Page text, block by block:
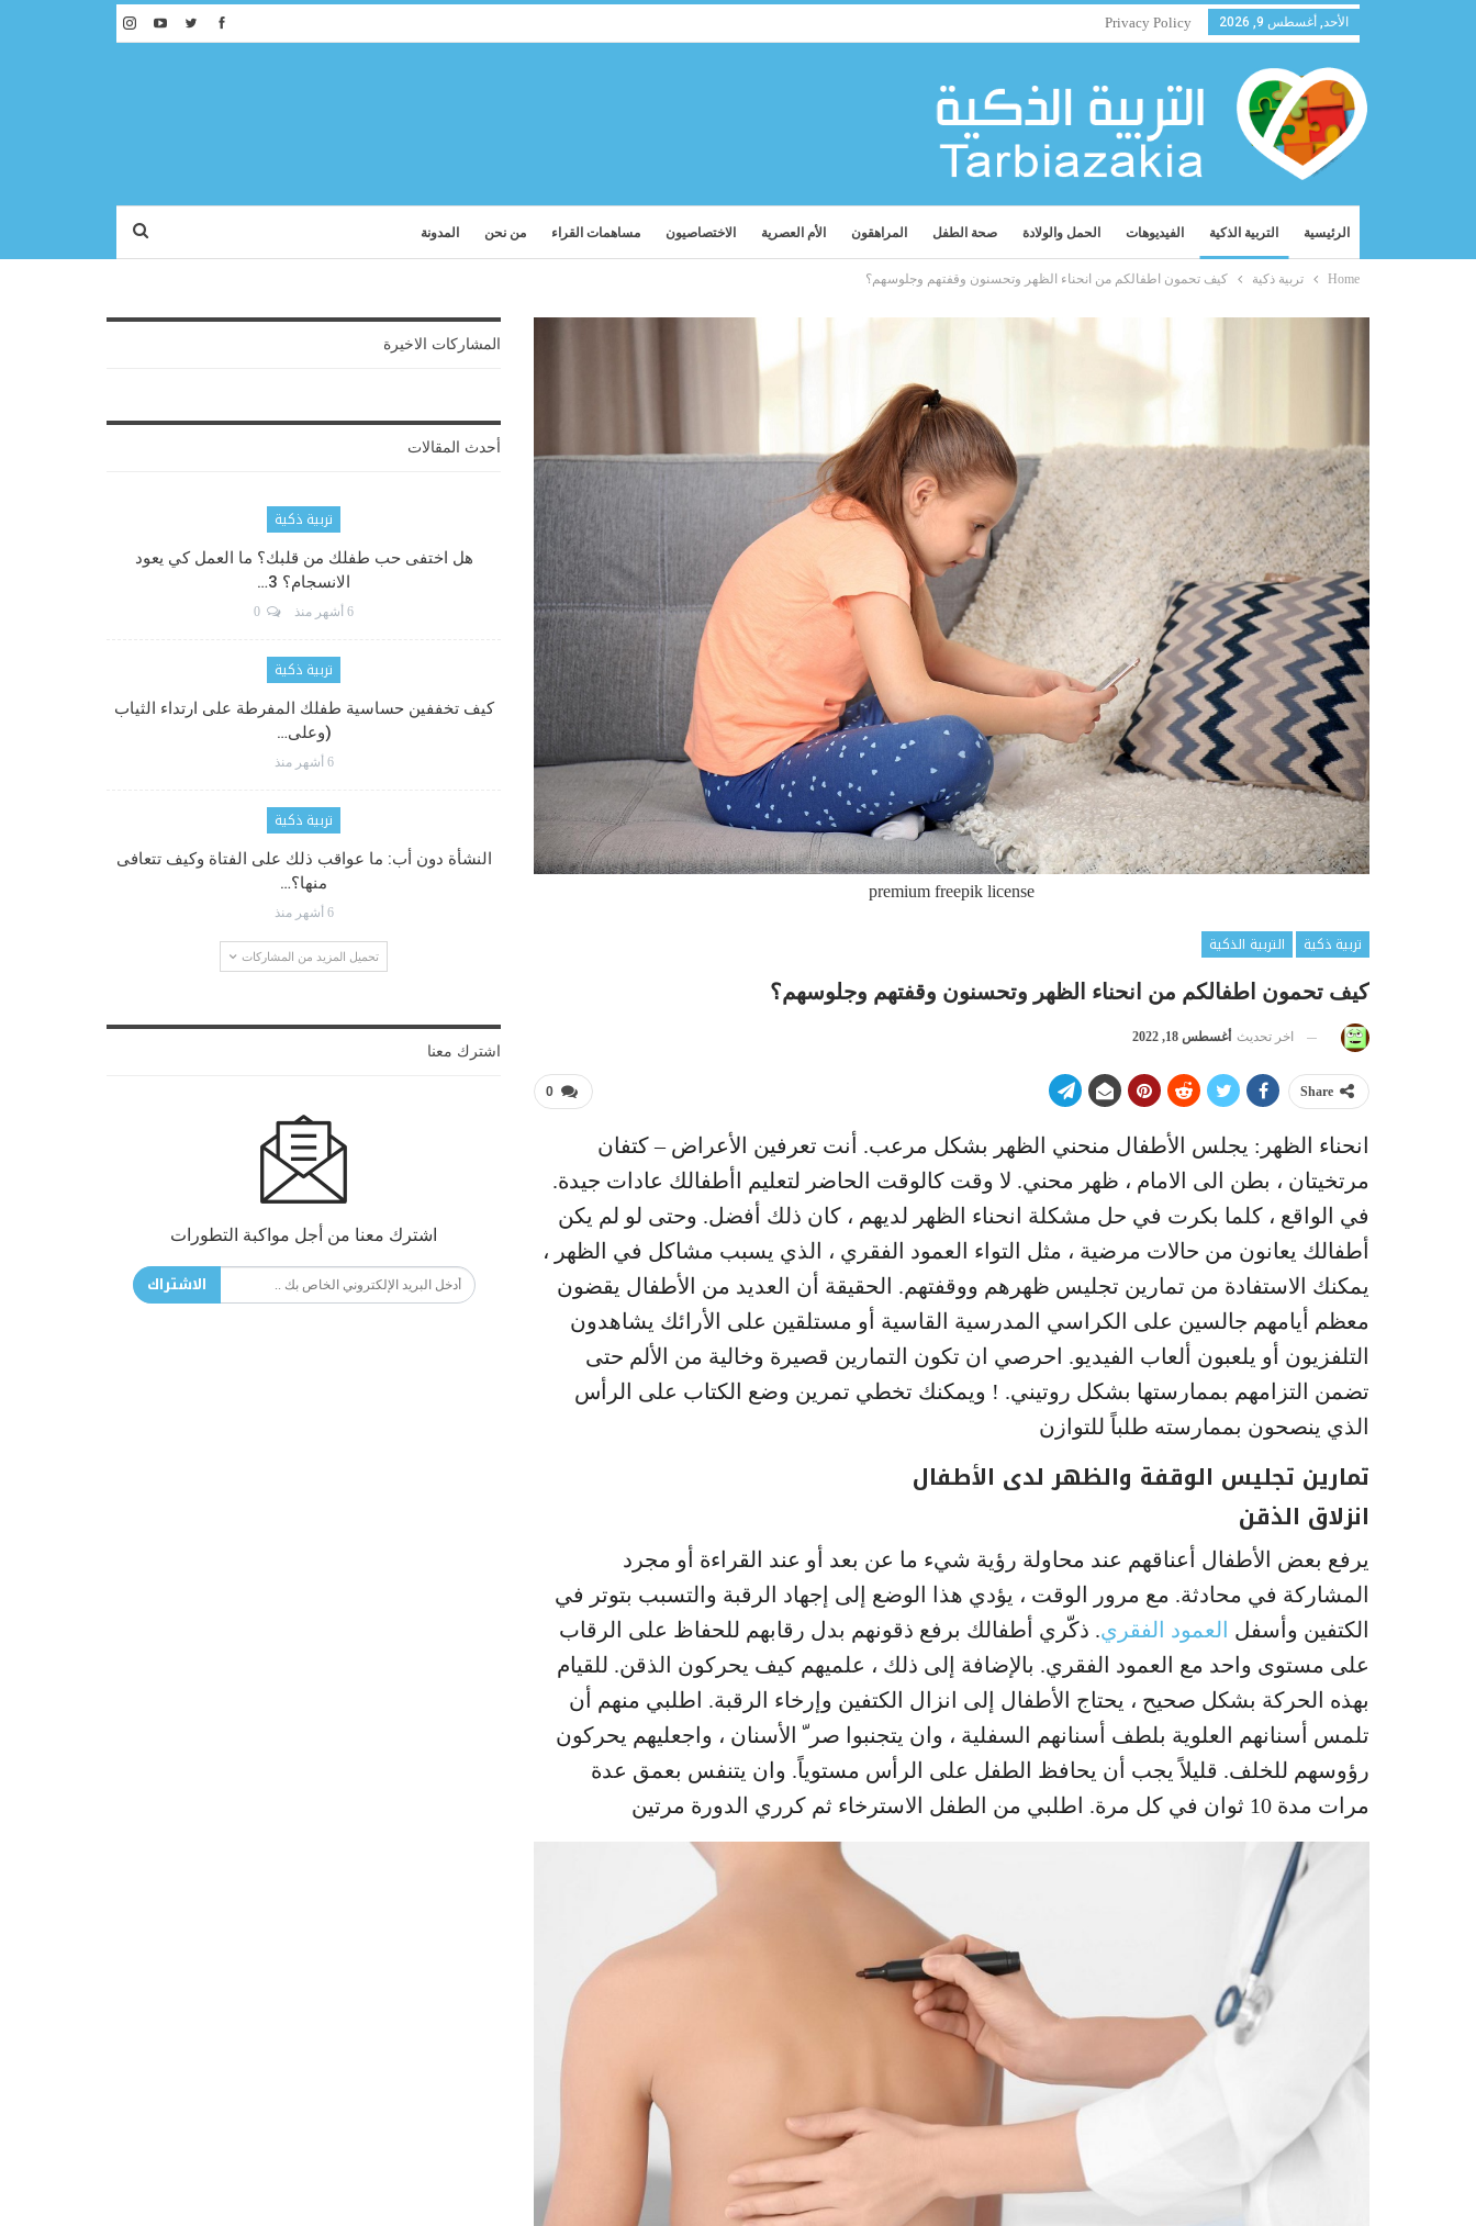
الأحد, أغسطس 9, 2026 Privacy Policy
الرئيسية التربية الذكية الفيديوهات الحمل والولادة صحة الطفل المراهقون الأم العصرية الاختصاصيون مساهمات القراء من نحن المدونة
Home تربية ذكية كيف تحمون اطفالكم من انحناء الظهر وتحسنون وقفتهم وجلوسهم؟
premium freepik license
تربية ذكية
التربية الذكية
كيف تحمون اطفالكم من انحناء الظهر وتحسنون وقفتهم وجلوسهم؟
اخر تحديث أغسطس 18, 2022
0 Share
انحناء الظهر: يجلس الأطفال منحني الظهر بشكل مرعب. أنت تعرفين الأعراض – كتفان
مرتخيتان ، بطن الى الامام ، ظهر محني. لا وقت كالوقت الحاضر لتعليم اأطفالك عادات جيدة.
في الواقع ، كلما بكرت في حل مشكلة انحناء الظهر لديهم ، كان ذلك أفضل. وحتى لو لم يكن
أطفالك يعانون من حالات مرضية ، مثل التواء العمود الفقري ، الذي يسبب مشاكل في الظهر ،
يمكنك الاستفادة من تمارين تجليس ظهرهم ووقفتهم. الحقيقة أن العديد من الأطفال يقضون
معظم أيامهم جالسين على الكراسي المدرسية القاسية أو مستلقين على الأرائك يشاهدون
التلفزيون أو يلعبون ألعاب الفيديو. احرصي ان تكون التمارين قصيرة وخالية من الألم حتى
تضمن التزامهم بممارستها بشكل روتيني. ! ويمكنك تخطي تمرين وضع الكتاب على الرأس
الذي ينصحون بممارسته طلباً للتوازن
تمارين تجليس الوقفة والظهر لدى الأطفال
انزلاق الذقن
يرفع بعض الأطفال أعناقهم عند محاولة رؤية شيء ما عن بعد أو عند القراءة أو مجرد
المشاركة في محادثة. مع مرور الوقت ، يؤدي هذا الوضع إلى إجهاد الرقبة والتسبب بتوتر في
الكتفين وأسفل العمود الفقري. ذكّري أطفالك برفع ذقونهم بدل رقابهم للحفاظ على الرقاب
على مستوى واحد مع العمود الفقري. بالإضافة إلى ذلك ، علميهم كيف يحركون الذقن. للقيام
بهذه الحركة بشكل صحيح ، يحتاج الأطفال إلى انزال الكتفين وإرخاء الرقبة. اطلبي منهم أن
تلمس أسنانهم العلوية بلطف أسنانهم السفلية ، وان يتجنبوا صر ّ الأسنان ، واجعليهم يحركون
رؤوسهم للخلف. قليلاً يجب أن يحافظ الطفل على الرأس مستوياً. وان يتنفس بعمق عدة
مرات مدة 10 ثوان في كل مرة. اطلبي من الطفل الاسترخاء ثم كرري الدورة مرتين
المشاركات الاخيرة
أحدث المقالات
تربية ذكية
هل اختفى حب طفلك من قلبك؟ ما العمل كي يعود
الانسجام؟ 3…
6 أشهر منذ
تربية ذكية
كيف تخففين حساسية طفلك المفرطة على ارتداء الثياب
(وعلى…
6 أشهر منذ
تربية ذكية
النشأة دون أب: ما عواقب ذلك على الفتاة وكيف تتعافى
منها؟…
6 أشهر منذ
تحميل المزيد من المشاركات
اشترك معنا
اشترك معنا من أجل مواكبة التطورات
الاشتراك